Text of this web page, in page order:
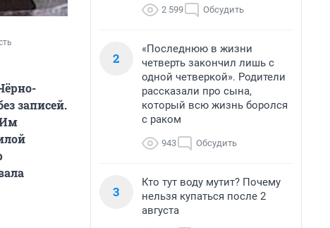
записей.
Им
2 599 Обсудить
2
«Последнюю в жизни
четверть закончил лишь с
одной четверкой». Родители
рассказали про сына,
который всю жизнь боролся
с раком
943 Обсудить
3
Кто тут воду мутит? Почему
нельзя купаться после 2
августа